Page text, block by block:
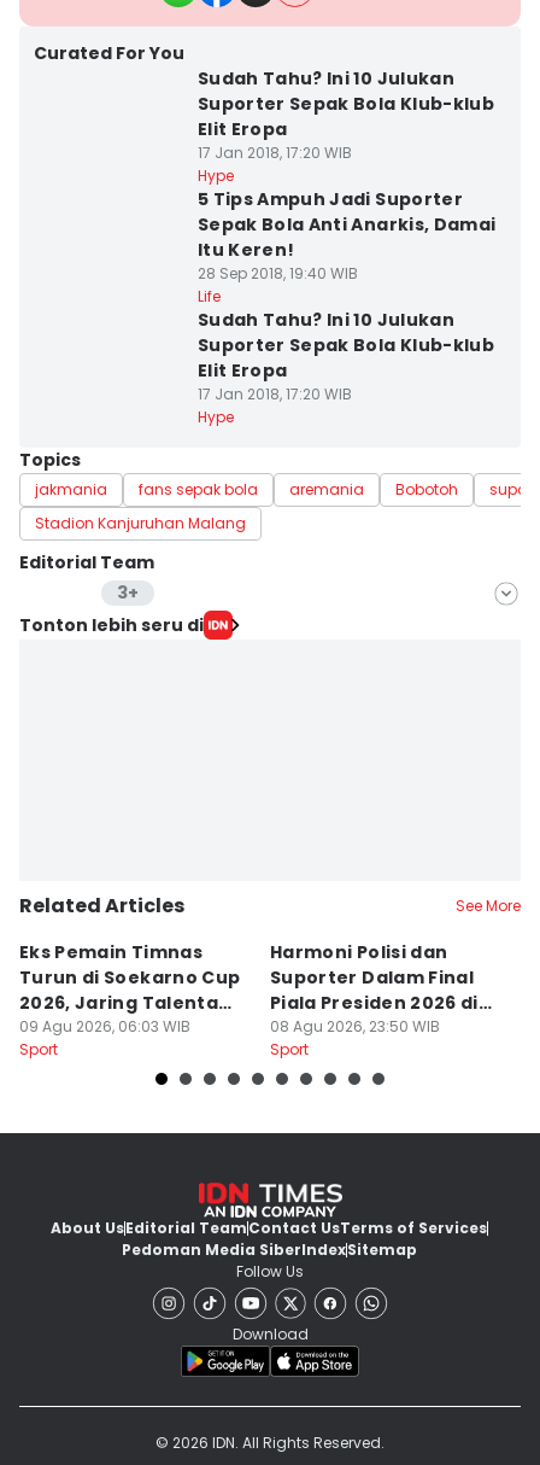
Curated For You
Sudah Tahu? Ini 10 Julukan
Suporter Sepak Bola Klub-klub
Elit Eropa
17 Jan 2018, 17:20 WIB
Hype
5 Tips Ampuh Jadi Suporter
Sepak Bola Anti Anarkis, Damai
Itu Keren!
28 Sep 2018, 19:40 WIB
Life
Sudah Tahu? Ini 10 Julukan
Suporter Sepak Bola Klub-klub
Elit Eropa
17 Jan 2018, 17:20 WIB
Hype
Topics
jakmania fans sepak bola aremania Bobotoh
Stadion Kanjuruhan Malang
Editorial Team
3+
Editor
Tonton lebih seru di
Related Articles See More
Eks Pemain Timnas
Turun di Soekarno Cup
2026, Jaring Talenta
Muda
09 Agu 2026, 06:03 WIB
Sport
Harmoni Polisi dan
Suporter Dalam Final
Piala Presiden 2026 di
Bogor
08 Agu 2026, 23:50 WIB
Sport
About UsEditorial TeamContact UsTerms of Services
Pedoman Media SiberIndexSitemap
Follow Us
Download
© 2026 IDN. All Rights Reserved.